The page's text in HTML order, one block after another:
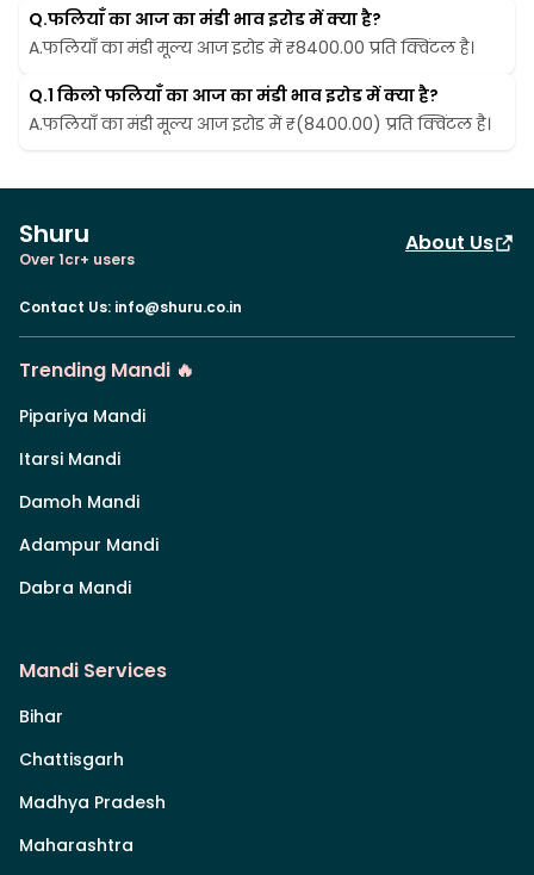
Q.फलियाँ का आज का मंडी भाव इरोड में क्या है?
A.फलियाँ का मंडी मूल्य आज इरोड में ₹8400.00 प्रति क्विंटल है।
Q.1 किलो फलियाँ का आज का मंडी भाव इरोड में क्या है?
A.फलियाँ का मंडी मूल्य आज इरोड में ₹(8400.00) प्रति क्विंटल है।
Shuru
Over 1cr+ users
About Us
Contact Us: info@shuru.co.in
Trending Mandi 🔥
Pipariya Mandi
Itarsi Mandi
Damoh Mandi
Adampur Mandi
Dabra Mandi
Mandi Services
Bihar
Chattisgarh
Madhya Pradesh
Maharashtra